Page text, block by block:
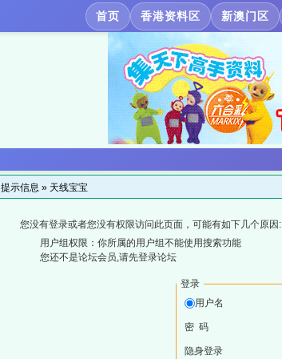
首页 香港资料区 新澳门区
提示信息 » 天线宝宝
您没有登录或者您没有权限访问此页面，可能有如下几个原因:
用户组权限：你所属的用户组不能使用搜索功能
您还不是论坛会员,请先登录论坛
登录
用户名
密 码
隐身登录